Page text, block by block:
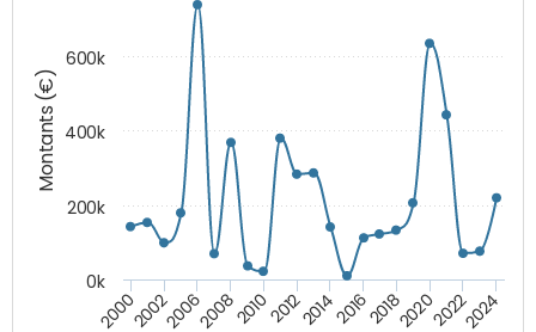
Montants (€)
200020022006200820102012201420162018202020222024
0k
200k
400k
600k